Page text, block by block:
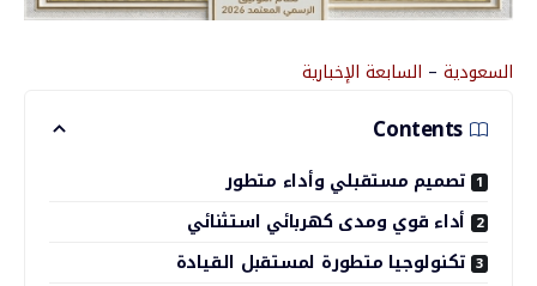
السعودية – السابعة الإخبارية
Contents
تصميم مستقبلي وأداء متطور
أداء قوي ومدى كهربائي استثنائي
تكنولوجيا متطورة لمستقبل القيادة